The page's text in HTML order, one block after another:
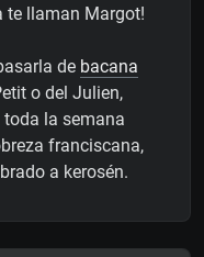
te llaman Margot!
de bacana
o del Julien,
toda la semana
franciscana,
a kerosén.